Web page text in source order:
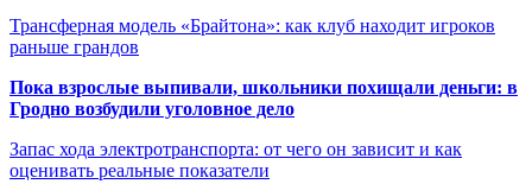
Трансферная модель «Брайтона»: как клуб находит игроков
раньше грандов
Пока взрослые выпивали, школьники похищали деньги: в
Гродно возбудили уголовное дело
Запас хода электротранспорта: от чего он зависит и как
оценивать реальные показатели